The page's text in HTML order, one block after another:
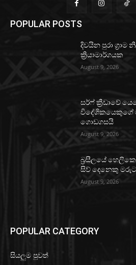
POPULAR POSTS
දිවයින පුරා ග්‍රාම
ක්‍රියාමාර්ගයක
August 9, 2026
සර්ෆ් ක්‍රීඩාවේ
විදේශිකයෙකුගේ
ගොඩගසයි
August 9, 2026
බ්‍රසීලයේ
සිව් දෙනෙකු මරුට
August 9, 2026
POPULAR CATEGORY
සියලුම පුවත්